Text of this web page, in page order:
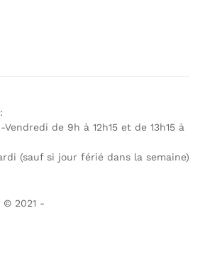
de 9h à 12h15 et de 13h15 à
(sauf si jour férié dans la semaine)
© 2021 -